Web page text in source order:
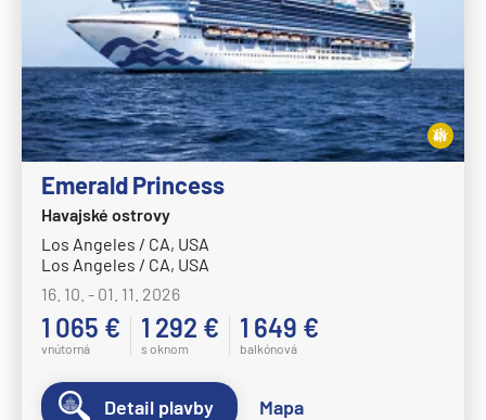
Emerald Princess
Havajské ostrovy
Los Angeles / CA, USA
Los Angeles / CA, USA
16. 10. - 01. 11. 2026
1 065 €
vnútorná
1 292 €
s oknom
1 649 €
balkónová
Detail plavby Mapa